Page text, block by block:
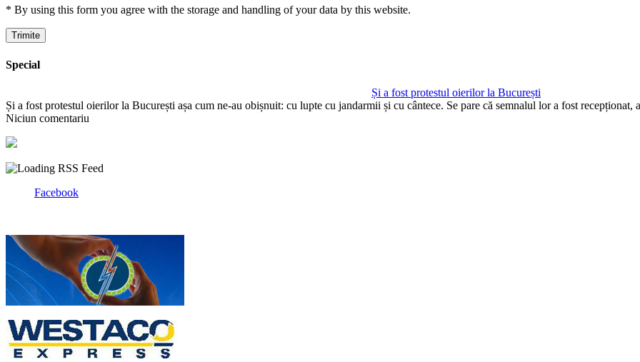
* By using this form you agree with the storage and handling of your data by this website.
Special
Și a fost protestul oierilor la București
Și a fost protestul oierilor la București așa cum ne-au obișnuit: cu lupte cu jandarmii și cu cântece. Se pare că semnalul lor a fost recepționat,
Niciun comentariu
Facebook